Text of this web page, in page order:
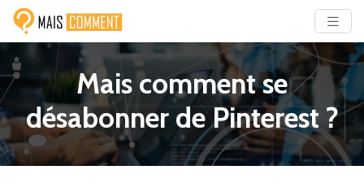
Mais comment se
désabonner de Pinterest ?